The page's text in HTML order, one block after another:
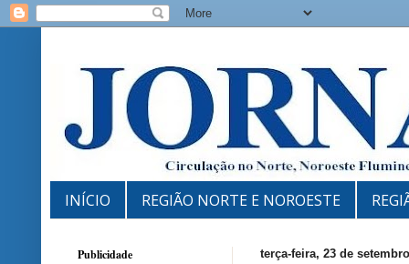
INÍCIO REGIÃO NORTE E NOROESTE
terça-feira, 23 de
Publicidade